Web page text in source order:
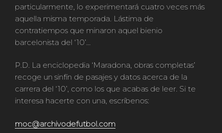
particularmente, lo experimentará cuatro veces más
aquella misma temporada. Lástima de
contratiempos que minaron aquel bienio
barcelonista del ‘10’…
P.D. La enciclopedia ‘Maradona, obras completas’
recoge un sinfín de pasajes y datos acerca de la
carrera del ‘10’, como los que acabas de leer. Si te
interesa hacerte con una, escríbenos:
moc@archivodefutbol.com